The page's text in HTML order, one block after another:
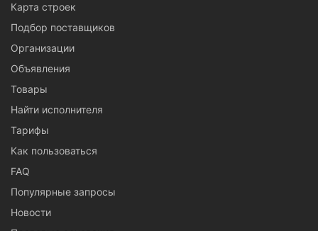
Карта строек
Подбор поставщиков
Организации
Объявления
Товары
Найти исполнителя
Тарифы
Как пользоваться
FAQ
Популярные запросы
Новости